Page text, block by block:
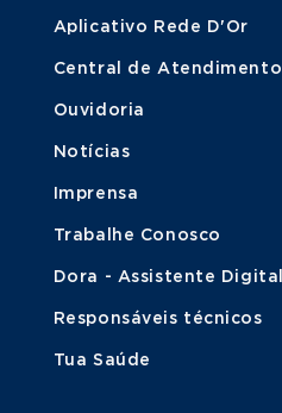
Aplicativo Rede D'Or
Central de Atendimento
Ouvidoria
Notícias
Imprensa
Trabalhe Conosco
Dora - Assistente Digital
Responsáveis técnicos
Tua Saúde